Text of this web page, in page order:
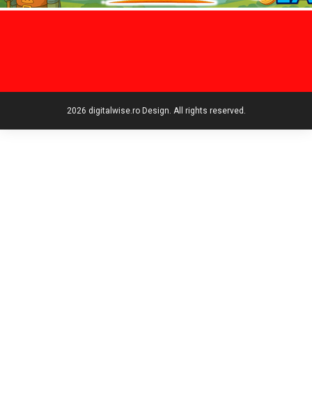
2026 digitalwise.ro Design. All rights reserved.